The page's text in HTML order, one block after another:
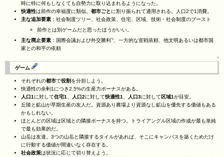
時に特に何もしなくても自勢力に取り込まれるようになった。
快適性は前作の幸福度に類似。 都市ごとに割り振られて適用される。人口2で1消費。
主な追加要素 ：社会制度ツリー、社会政策、住宅、区域、技術・社会制度のブースト
前作とは別ゲームだと思ったほうがいい。
主な廃止要素 ：国際会議および外交勝利 *1
、一方的な宣戦依頼、他文明あるいは都市国
家との和平の依頼
↑
ゲーム
それぞれの都市で役割を分担しよう。
快適性の余剰1につき2.5%の生産力ボーナスがある。
人口1 に対して住宅1 人口2に対して快適性1 人口3に対して区域1が目安。
丘陵と鉱山が早期生産の友人だ。資源あり農場より資源なし鉱山を優先する価値もある
かもしれない。
ほとんどの区域は区域との隣接ボーナスを持つ。トライアングル区域の作成が最も単純
で最も効果的だ。
山岳は友達。3つの山岳と隣接するタイルがあれば、そこにキャンパスを築くためだけ
に行動する価値が間違いなく存在する。
社会政策は状況に応じて切り替えよう。